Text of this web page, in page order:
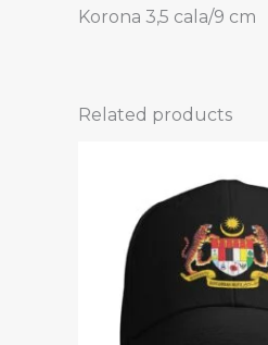
Korona 3,5 cala/9 cm
Related products